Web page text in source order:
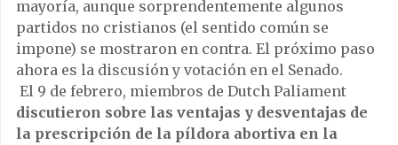
mayoría, aunque sorprendentemente algunos
partidos no cristianos (el sentido común se
impone) se mostraron en contra. El próximo paso
ahora es la discusión y votación en el Senado.
El 9 de febrero, miembros de Dutch Paliament
discutieron sobre las ventajas y desventajas de
la prescripción de la píldora abortiva en la